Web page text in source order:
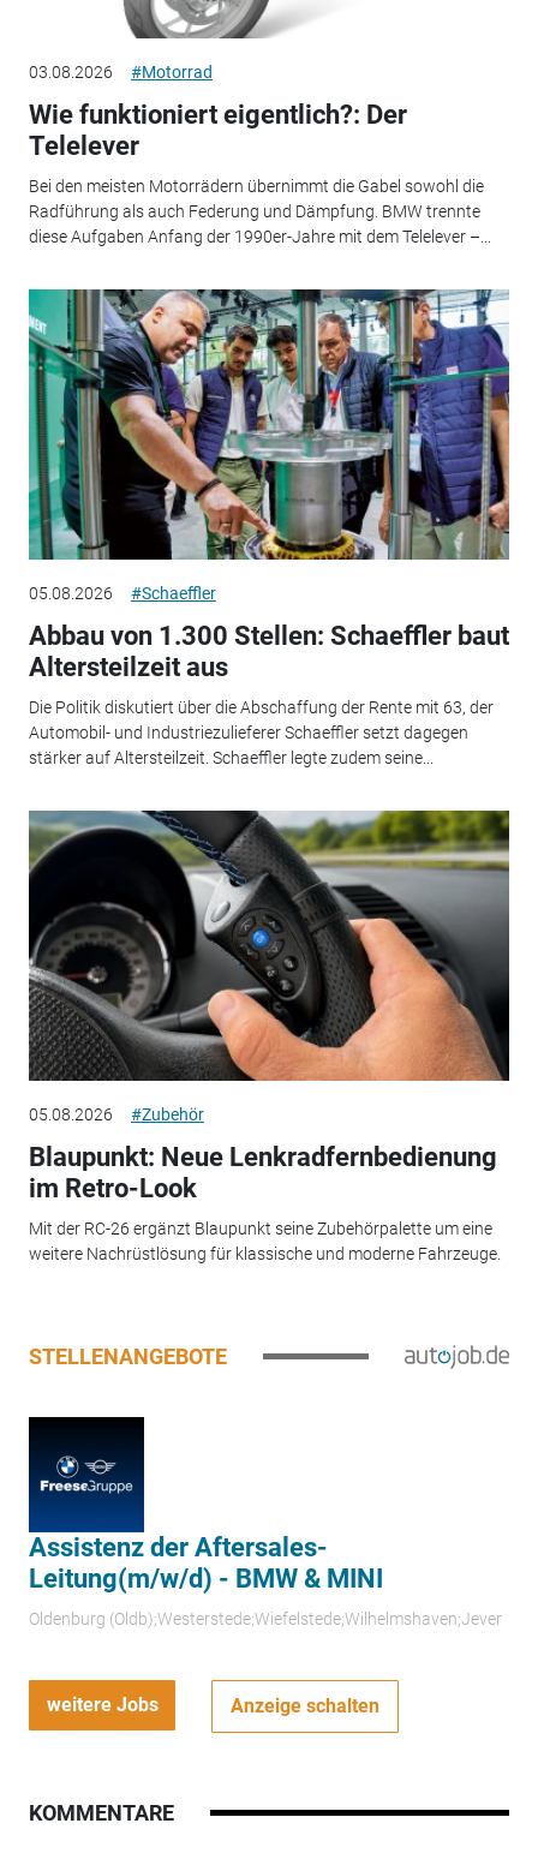
03.08.2026 #Motorrad
Wie funktioniert eigentlich?: Der
Telelever
Bei den meisten Motorrädern übernimmt die Gabel sowohl die
Radführung als auch Federung und Dämpfung. BMW trennte
diese Aufgaben Anfang der 1990er-Jahre mit dem Telelever –...
05.08.2026 #Schaeffler
Abbau von 1.300 Stellen: Schaeffler baut
Altersteilzeit aus
Die Politik diskutiert über die Abschaffung der Rente mit 63, der
Automobil- und Industriezulieferer Schaeffler setzt dagegen
stärker auf Altersteilzeit. Schaeffler legte zudem seine...
05.08.2026 #Zubehör
Blaupunkt: Neue Lenkradfernbedienung
im Retro-Look
Mit der RC-26 ergänzt Blaupunkt seine Zubehörpalette um eine
weitere Nachrüstlösung für klassische und moderne Fahrzeuge.
STELLENANGEBOTE
Assistenz der Aftersales-
Leitung(m/w/d) - BMW & MINI
Oldenburg (Oldb);Westerstede;Wiefelstede;Wilhelmshaven;Jever
weitere Jobs Anzeige schalten
KOMMENTARE